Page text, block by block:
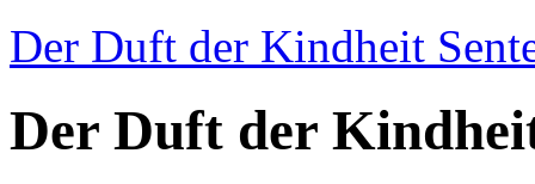
Der Duft der Kindheit
Der Duft der